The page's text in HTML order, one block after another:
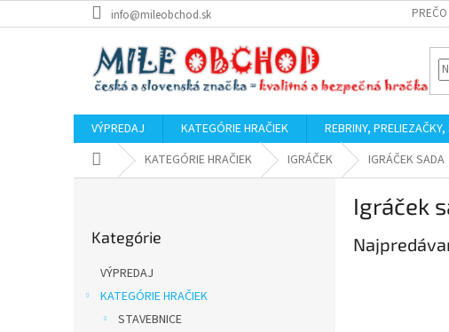
na
info@mileobchod.sk
VÝPREDAJ KATEGÓRIE HRAČIEK REBRINY,
DomovKATEGÓRIE HRAČIEK IGRÁČEK IGRÁČEK SADA
kategórie
Kategórie
VÝPREDAJ
KATEGÓRIE HRAČIEK
STAVEBNICE
Igráček